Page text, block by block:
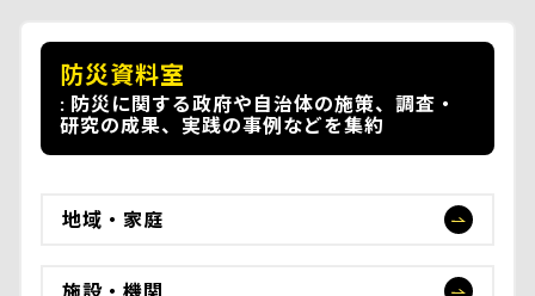
防災資料室
防災に関する政府や自治体の施策、調査・
研究の成果、実践の事例などを集約
地域・家庭
施設・機関